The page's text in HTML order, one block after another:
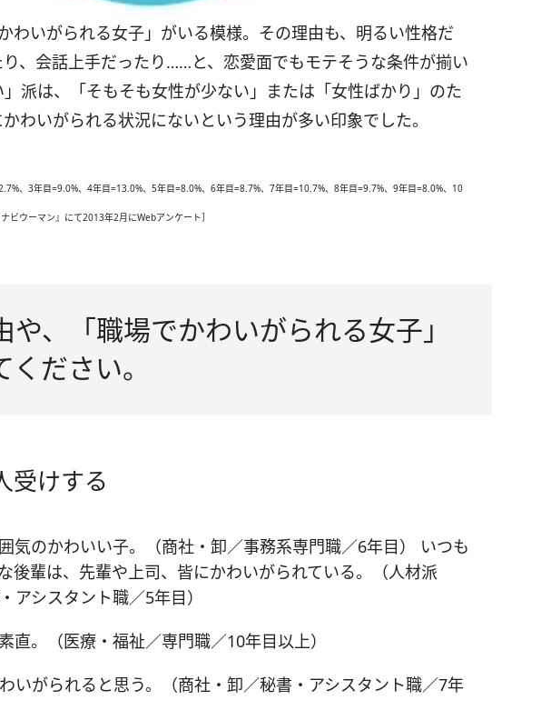
わいがられる女子」がいる模様。その理由も、明るい性格だ
、会話上手だったり……と、恋愛面でもモテそうな条件が揃い
派は、「そもそも女性が少ない」または「女性ばかり」のた
わいがられる状況にないという理由が多い印象でした。
、3年目=9.0%、4年目=13.0%、5年目=8.0%、6年目=8.7%、7年目=10.7%、8年目=9.7%、9年目=8.0%、10
ビウーマン』にて2013年2月にWebアンケート］
や、「職場でかわいがられる女子」
ださい。
受けする
気のかわいい子。（商社・卸／事務系専門職／6年目） いつも
後輩は、先輩や上司、皆にかわいがられている。（人材派
アシスタント職／5年目）
直。（医療・福祉／専門職／10年目以上）
いがられると思う。（商社・卸／秘書・アシスタント職／7年